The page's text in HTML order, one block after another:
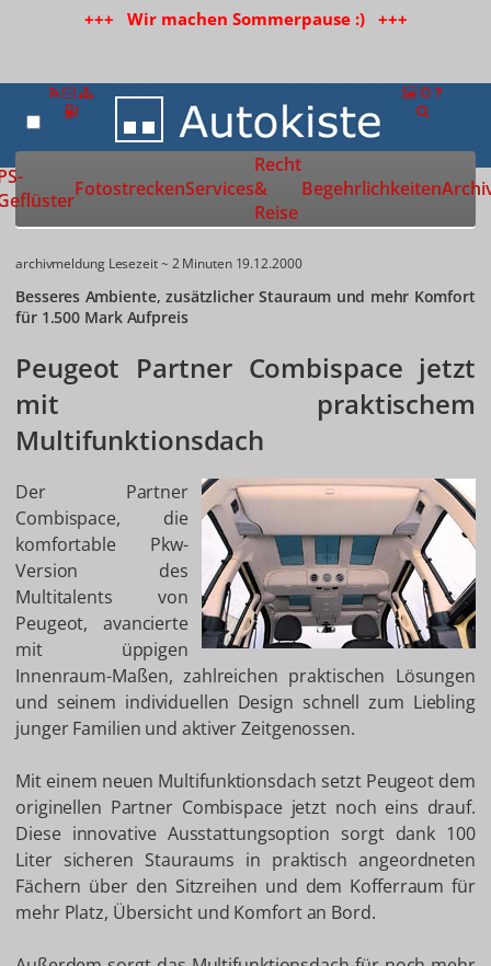
+++ Wir machen Sommerpause :) +++
Zur Startseite
FotostreckenServices
Recht
&
Reise
Begehrlichkeiten
archivmeldung Lesezeit ~ 2 Minuten 19.12.2000
Besseres Ambiente, zusätzlicher Stauraum und mehr Komfort
für 1.500 Mark Aufpreis
Peugeot Partner Combispace jetzt
mit praktischem
Multifunktionsdach
Der Partner
Combispace, die
komfortable Pkw-
Version des
Multitalents von
Peugeot, avancierte
mit üppigen
Innenraum-Maßen, zahlreichen praktischen Lösungen
und seinem individuellen Design schnell zum Liebling
junger Familien und aktiver Zeitgenossen.
Mit einem neuen Multifunktionsdach setzt Peugeot dem
originellen Partner Combispace jetzt noch eins drauf.
Diese innovative Ausstattungsoption sorgt dank 100
Liter sicheren Stauraums in praktisch angeordneten
Fächern über den Sitzreihen und dem Kofferraum für
mehr Platz, Übersicht und Komfort an Bord.